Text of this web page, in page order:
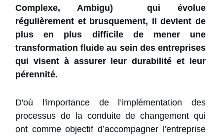
Complexe, Ambigu) qui évolue
régulièrement et brusquement, il devient de
plus en plus difficile de mener une
transformation fluide au sein des entreprises
qui visent à assurer leur durabilité et leur
pérennité.
D'où l'importance de l’implémentation des
processus de la conduite de changement qui
ont comme objectif d’accompagner l’entreprise